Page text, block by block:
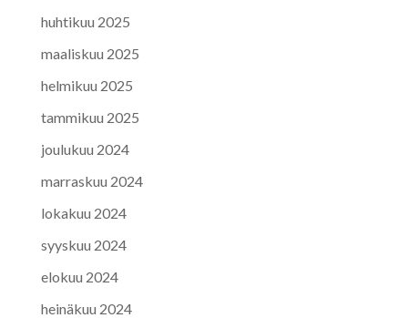
huhtikuu 2025
maaliskuu 2025
helmikuu 2025
tammikuu 2025
joulukuu 2024
marraskuu 2024
lokakuu 2024
syyskuu 2024
elokuu 2024
heinäkuu 2024